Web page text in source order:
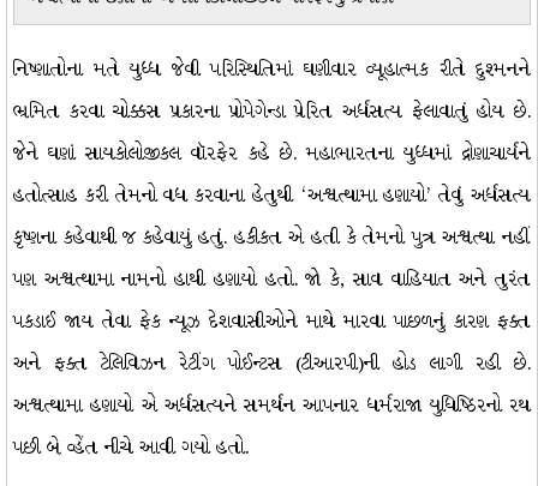
નિષ્ણાતોના મતે યુધ્ધ જેવી પરિસ્થિતિમાં ઘણીવાર વ્યૂહાત્મક રીતે દુશ્મનને
ભ્રમિત કરવા ચોક્કસ પ્રકારના પ્રોપેગેન્ડા પ્રેરિત અર્ધસત્ય ફેલાવાતું હોય છે.
જેને ઘણાં સાયકોલોજીકલ વૉરફેર કહે છે. મહાભારતના યુધ્ધમાં દ્રોણાચાર્યને
હતોત્સાહ કરી તેમનો વધ કરવાના હેતુથી ‘અશ્વત્થામા હણાયો’ તેવું અર્ધસત્ય
કૃષ્ણના કહેવાથી જ કહેવાયું હતું. હકીકત એ હતી કે તેમનો પુત્ર અશ્વત્થા નહીં
પણ અશ્વત્થામા નામનો હાથી હણાયો હતો. જો કે, સાવ વાહિયાત અને તુરંત
પકડાઈ જાય તેવા ફેક ન્યૂઝ દેશવાસીઓને માથે મારવા પાછળનું કારણ ફક્ત
અને ફક્ત ટેલિવિઝન રેટીંગ પોઈન્ટસ (ટીઆરપી)ની હોડ લાગી રહી છે.
અશ્વત્થામા હણાયો એ અર્ધસત્યને સમર્થન આપનાર ધર્મરાજા યુધિષ્ઠિરનો રથ
પછી બે વ્હેંત નીચે આવી ગયો હતો.